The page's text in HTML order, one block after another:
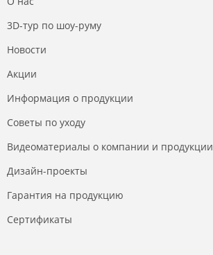
3D-тур по шоу-руму
Новости
Акции
Информация о продукции
Советы по уходу
Видеоматериалы о компании и продукции
Дизайн-проекты
Гарантия на продукцию
Сертификаты